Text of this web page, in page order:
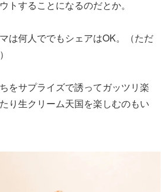
トすることになるのだとか。
は何人ででもシェアはOK。（ただ
をサプライズで誘ってガッツリ楽
り生クリーム天国を楽しむのもい